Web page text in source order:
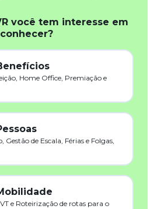
você tem interesse em
conhecer?
Home Office, Premiação e
Gestão de Escala, Férias e Folgas,
e Roteirização de rotas para o